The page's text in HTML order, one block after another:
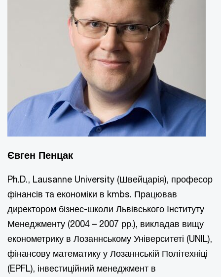
Євген Пенцак
Ph.D., Lausanne University (Швейцарія), професор
фінансів та економіки в kmbs. Працював
директором бізнес-школи Львівського Інституту
Менеджменту (2004 – 2007 рр.), викладав вищу
економетрику в Лозаннському Університеті (UNIL),
фінансову математику у Лозаннській Політехніці
(EPFL), інвестиційний менеджмент в